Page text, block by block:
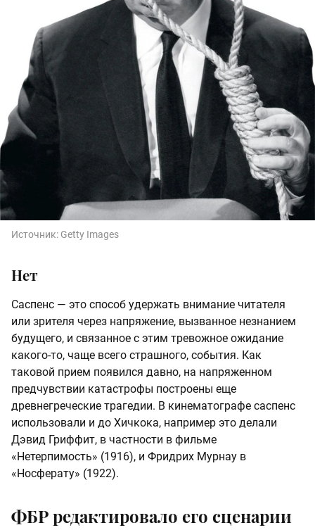
Источник: Getty Images
Нет
Саспенс — это способ удержать внимание читателя
или зрителя через напряжение, вызванное незнанием
будущего, и связанное с этим тревожное ожидание
какого-то, чаще всего страшного, события. Как
таковой прием появился давно, на напряженном
предчувствии катастрофы построены еще
древнегреческие трагедии. В кинематографе саспенс
использовали и до Хичкока, например это делали
Дэвид Гриффит, в частности в фильме
«Нетерпимость» (1916), и Фридрих Мурнау в
«Носферату» (1922).
ФБР редактировало его сценарии